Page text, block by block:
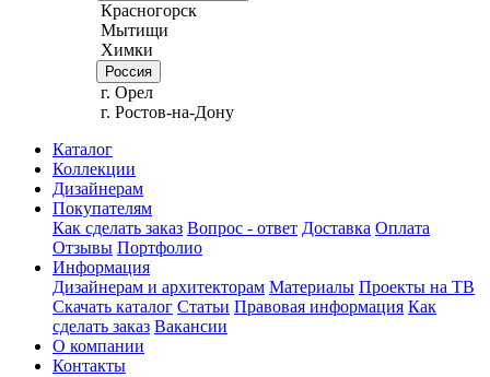
Красногорск
Мытищи
Химки
Россия
г. Орел
г. Ростов-на-Дону
Каталог
Коллекции
Дизайнерам
Покупателям
Как сделать заказ Вопрос - ответ Доставка Оплата
Отзывы Портфолио
Информация
Дизайнерам и архитекторам Материалы Проекты на ТВ
Скачать каталог Статьи Правовая информация Как
сделать заказ Вакансии
О компании
Контакты